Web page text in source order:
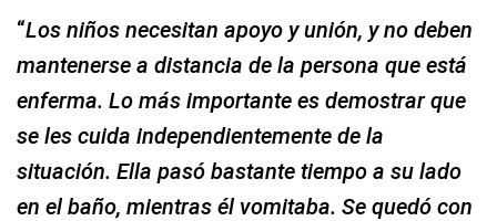
“Los niños necesitan apoyo y unión, y no deben
mantenerse a distancia de la persona que está
enferma. Lo más importante es demostrar que
se les cuida independientemente de la
situación. Ella pasó bastante tiempo a su lado
en el baño, mientras él vomitaba. Se quedó con